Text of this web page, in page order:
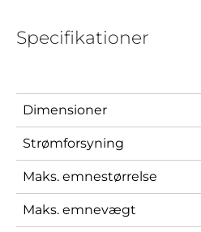
Specifikationer
Dimensioner
Strømforsyning
Maks. emnestørrelse
Maks. emnevægt